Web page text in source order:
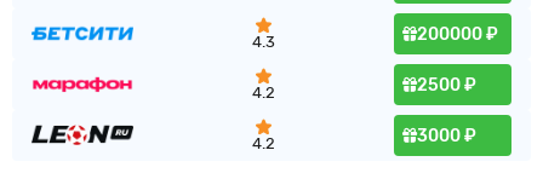
4.3 200000 ₽
4.2 2500 ₽
4.2 3000 ₽